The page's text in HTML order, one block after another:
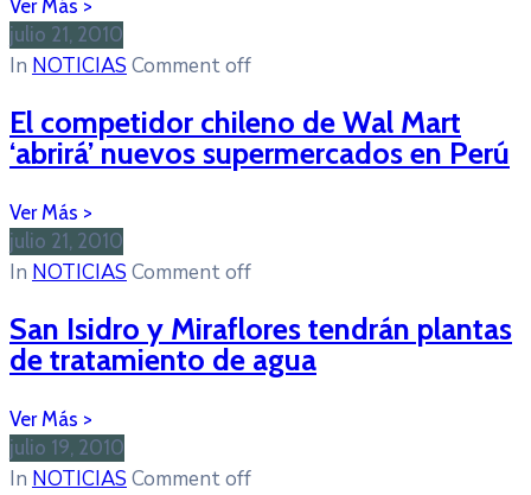
julio 21, 2010
In NOTICIAS Comment off
El competidor chileno de Wal Mart
‘abrirá’ nuevos supermercados en Perú
julio 21, 2010
In NOTICIAS Comment off
San Isidro y Miraflores tendrán plantas
de tratamiento de agua
julio 19, 2010
In NOTICIAS Comment off